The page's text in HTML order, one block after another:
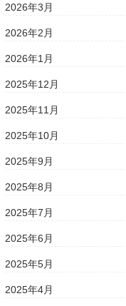
2026年3月
2026年2月
2026年1月
2025年12月
2025年11月
2025年10月
2025年9月
2025年8月
2025年7月
2025年6月
2025年5月
2025年4月